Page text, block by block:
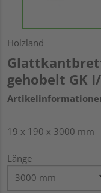
Holzland
gehobelt GK
19 x 190 x 3000 mm
Länge